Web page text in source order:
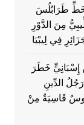
طَرَابُلُسَ
مِنَ الدَّوْرِ
فِي لِيبْيَا
إِسْبَانِيٍّ خَطَرَ
رَجُلُ الدِّينِ
قَاسِيَةٌ مِنْ